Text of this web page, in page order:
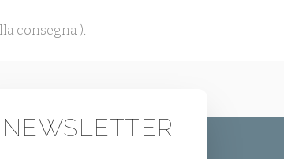
consegna ).
NEWSLETTER